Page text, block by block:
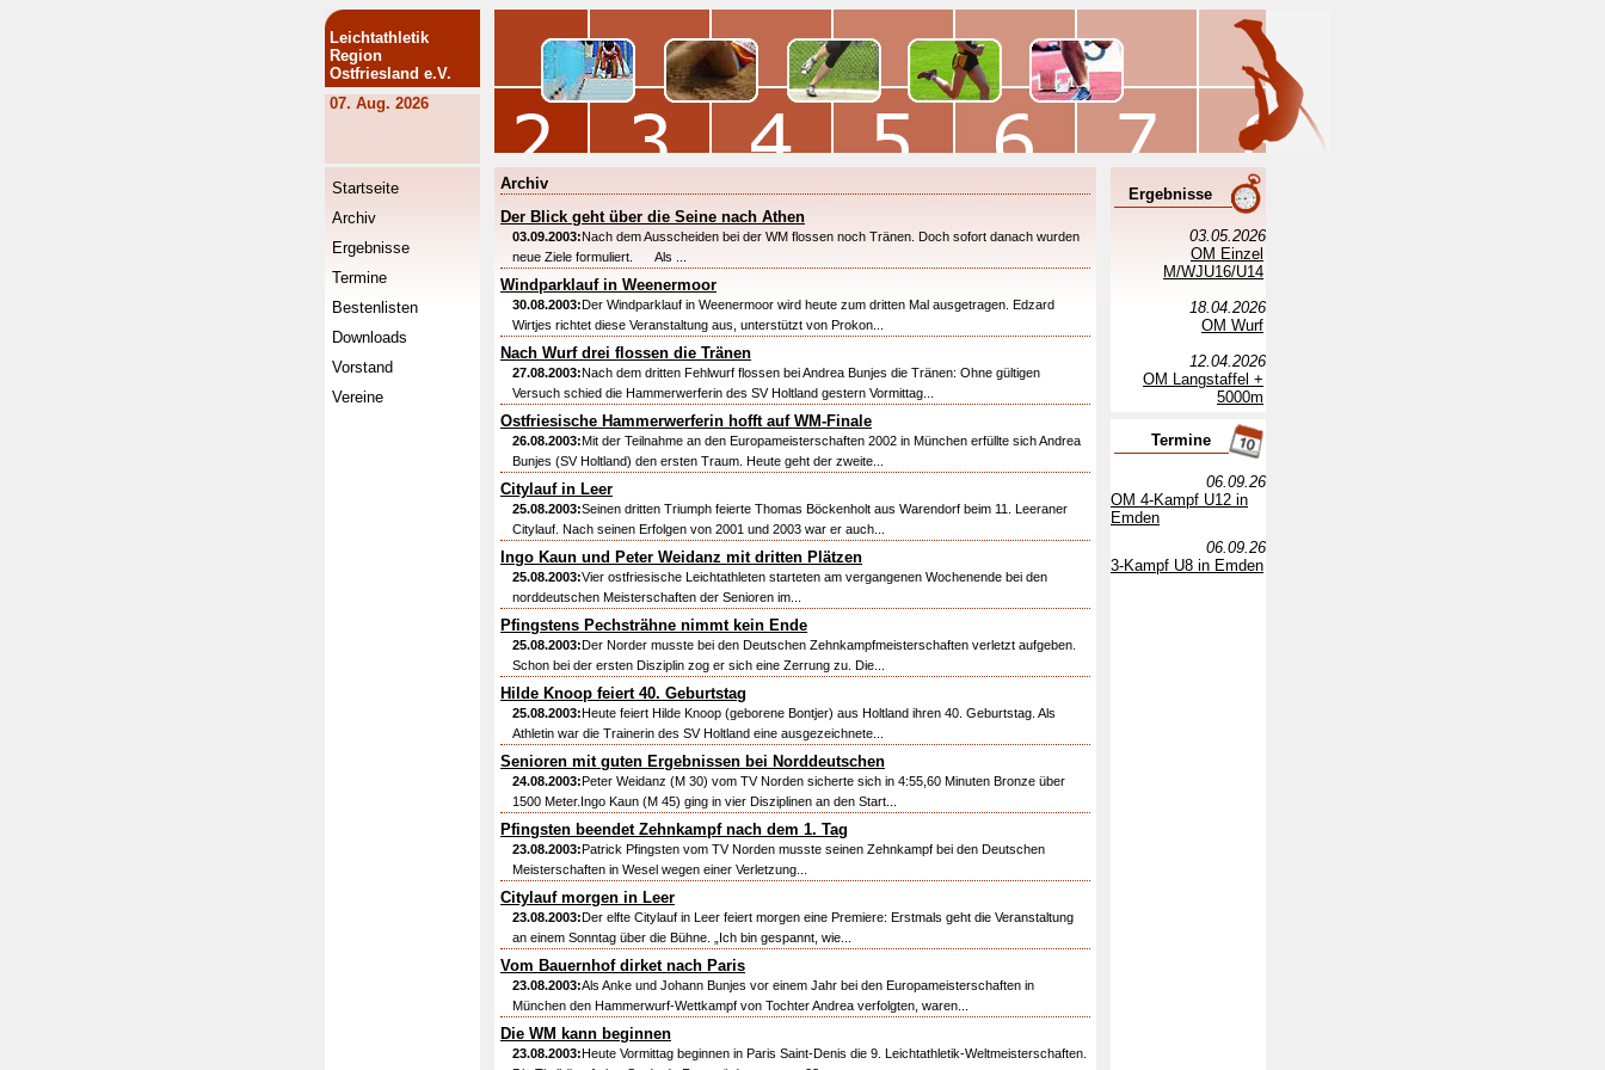
Leichtathletik
Region
Ostfriesland e.V.
07. Aug. 2026
Startseite
Archiv
Ergebnisse
Termine
Bestenlisten
Downloads
Vorstand
Vereine
Archiv
Der Blick geht über die Seine nach Athen
03.09.2003:Nach dem Ausscheiden bei der WM flossen noch Tränen. Doch sofort danach wurden
neue Ziele formuliert. Als ...
Windparklauf in Weenermoor
30.08.2003:Der Windparklauf in Weenermoor wird heute zum dritten Mal ausgetragen. Edzard
Wirtjes richtet diese Veranstaltung aus, unterstützt von Prokon...
Nach Wurf drei flossen die Tränen
27.08.2003:Nach dem dritten Fehlwurf flossen bei Andrea Bunjes die Tränen: Ohne gültigen
Versuch schied die Hammerwerferin des SV Holtland gestern Vormittag...
Ostfriesische Hammerwerferin hofft auf WM-Finale
26.08.2003:Mit der Teilnahme an den Europameisterschaften 2002 in München erfüllte sich Andrea
Bunjes (SV Holtland) den ersten Traum. Heute geht der zweite...
Citylauf in Leer
25.08.2003:Seinen dritten Triumph feierte Thomas Böckenholt aus Warendorf beim 11. Leeraner
Citylauf. Nach seinen Erfolgen von 2001 und 2003 war er auch...
Ingo Kaun und Peter Weidanz mit dritten Plätzen
25.08.2003:Vier ostfriesische Leichtathleten starteten am vergangenen Wochenende bei den
norddeutschen Meisterschaften der Senioren im...
Pfingstens Pechsträhne nimmt kein Ende
25.08.2003:Der Norder musste bei den Deutschen Zehnkampfmeisterschaften verletzt aufgeben.
Schon bei der ersten Disziplin zog er sich eine Zerrung zu. Die...
Hilde Knoop feiert 40. Geburtstag
25.08.2003:Heute feiert Hilde Knoop (geborene Bontjer) aus Holtland ihren 40. Geburtstag. Als
Athletin war die Trainerin des SV Holtland eine ausgezeichnete...
Senioren mit guten Ergebnissen bei Norddeutschen
24.08.2003:Peter Weidanz (M 30) vom TV Norden sicherte sich in 4:55,60 Minuten Bronze über
1500 Meter.Ingo Kaun (M 45) ging in vier Disziplinen an den Start...
Pfingsten beendet Zehnkampf nach dem 1. Tag
23.08.2003:Patrick Pfingsten vom TV Norden musste seinen Zehnkampf bei den Deutschen
Meisterschaften in Wesel wegen einer Verletzung...
Citylauf morgen in Leer
23.08.2003:Der elfte Citylauf in Leer feiert morgen eine Premiere: Erstmals geht die Veranstaltung
an einem Sonntag über die Bühne. „Ich bin gespannt, wie...
Vom Bauernhof dirket nach Paris
23.08.2003:Als Anke und Johann Bunjes vor einem Jahr bei den Europameisterschaften in
München den Hammerwurf-Wettkampf von Tochter Andrea verfolgten, waren...
Die WM kann beginnen
23.08.2003:Heute Vormittag beginnen in Paris Saint-Denis die 9. Leichtathletik-Weltmeisterschaften.
Ergebnisse
03.05.2026
OM Einzel
M/WJU16/U14
18.04.2026
OM Wurf
12.04.2026
OM Langstaffel +
5000m
Termine
06.09.26
OM 4-Kampf U12 in
Emden
06.09.26
3-Kampf U8 in Emden